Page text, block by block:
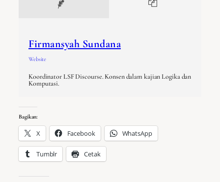
Firmansyah Sundana
Website
Koordinator LSF Discourse. Konsen dalam kajian Logika dan
Komputasi.
Bagikan:
X Facebook WhatsApp
Tumblr Cetak